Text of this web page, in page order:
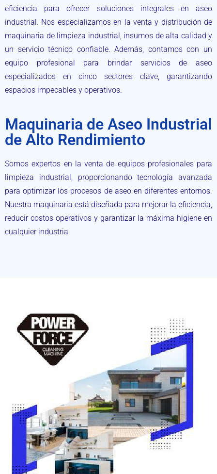
eficiencia para ofrecer soluciones integrales en aseo
industrial. Nos especializamos en la venta y distribución de
maquinaria de limpieza industrial, insumos de alta calidad y
un servicio técnico confiable. Además, contamos con un
equipo profesional para brindar servicios de aseo
especializados en cinco sectores clave, garantizando
espacios impecables y operativos.
Maquinaria de Aseo Industrial
de Alto Rendimiento
Somos expertos en la venta de equipos profesionales para
limpieza industrial, proporcionando tecnología avanzada
para optimizar los procesos de aseo en diferentes entornos.
Nuestra maquinaria está diseñada para mejorar la eficiencia,
reducir costos operativos y garantizar la máxima higiene en
cualquier industria.
Sector Industrial